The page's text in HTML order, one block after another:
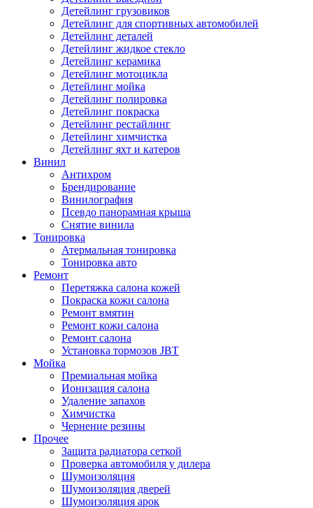
Детейлинг грузовиков
Детейлинг для спортивных автомобилей
Детейлинг деталей
Детейлинг жидкое стекло
Детейлинг керамика
Детейлинг мотоцикла
Детейлинг мойка
Детейлинг полировка
Детейлинг покраска
Детейлинг рестайлинг
Детейлинг химчистка
Детейлинг яхт и катеров
Винил
Антихром
Брендирование
Винилография
Псевдо панорамная крыша
Снятие винила
Тонировка
Атермальная тонировка
Тонировка авто
Ремонт
Перетяжка салона кожей
Покраска кожи салона
Ремонт вмятин
Ремонт кожи салона
Ремонт салона
Установка тормозов JBT
Мойка
Премиальная мойка
Ионизация салона
Удаление запахов
Химчистка
Чернение резины
Прочее
Защита радиатора сеткой
Проверка автомобиля у дилера
Шумоизоляция
Шумоизоляция дверей
Шумоизоляция арок